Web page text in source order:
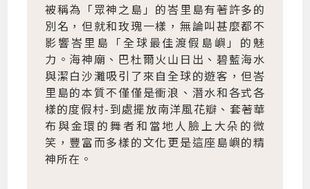
被稱為「眾神之島」的峇里島有著許多的
別名，但就和玫瑰一樣，無論叫甚麼都不
影響峇里島「全球最佳渡假島嶼」的魅
力。海神廟、巴杜爾火山日出、碧藍海水
與潔白沙灘吸引了來自全球的遊客，但峇
里島的本質不僅僅是衝浪、潛水和各式各
樣的度假村-到處擺放南洋風花瓣、套著華
布與金環的舞者和當地人臉上大朵的微
笑，豐富而多樣的文化更是這座島嶼的精
神所在。